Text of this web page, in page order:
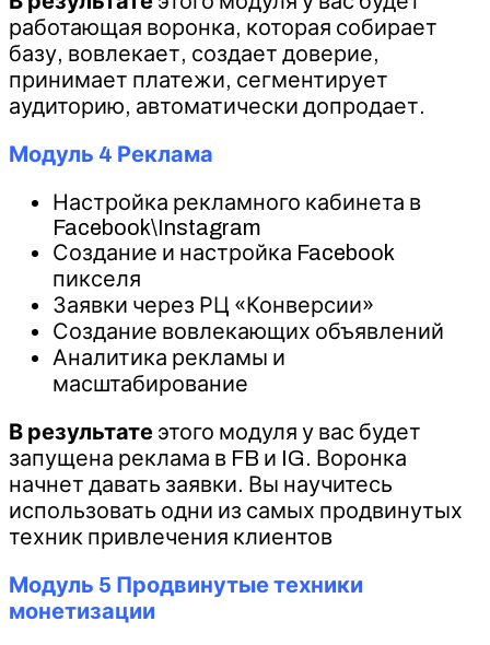
работающая воронка, которая собирает
базу, вовлекает, создает доверие,
принимает платежи, сегментирует
аудиторию, автоматически допродает.
Модуль 4 Реклама
Настройка рекламного кабинета в
Facebook\Instagram
Создание и настройка Facebook
пикселя
Заявки через РЦ «Конверсии»
Создание вовлекающих объявлений
Аналитика рекламы и
масштабирование
В результате этого модуля у вас будет
запущена реклама в FB и IG. Воронка
начнет давать заявки. Вы научитесь
использовать одни из самых продвинутых
техник привлечения клиентов
Модуль 5 Продвинутые техники
монетизации